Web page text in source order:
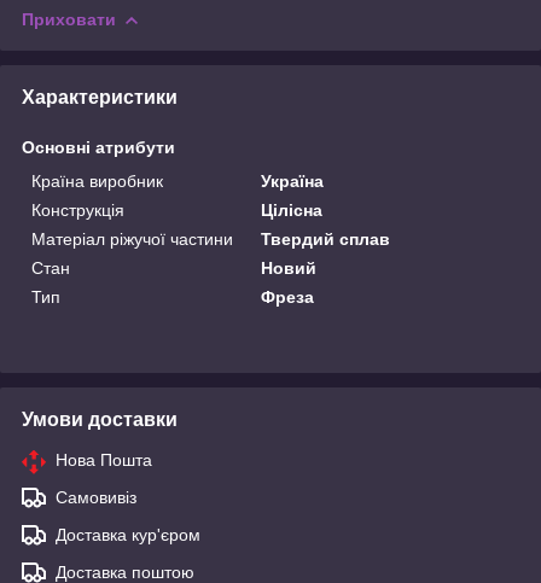
Приховати
Характеристики
Основні атрибути
Країна виробник
Україна
Конструкція
Цілісна
Матеріал ріжучої частини
Твердий сплав
Стан
Новий
Тип
Фреза
Умови доставки
Нова Пошта
Самовивіз
Доставка кур'єром
Доставка поштою